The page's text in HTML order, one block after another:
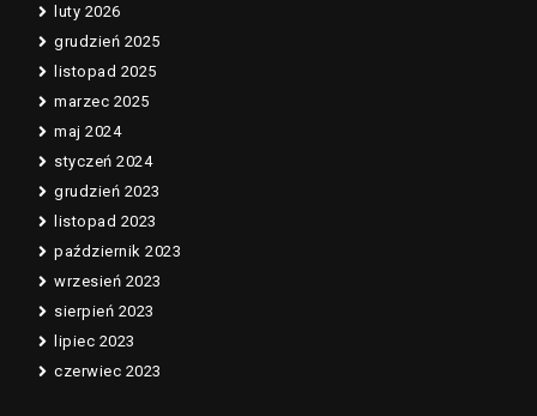
luty 2026
grudzień 2025
listopad 2025
marzec 2025
maj 2024
styczeń 2024
grudzień 2023
listopad 2023
październik 2023
wrzesień 2023
sierpień 2023
lipiec 2023
czerwiec 2023